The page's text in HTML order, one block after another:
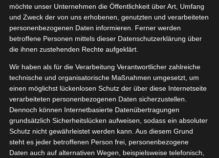
Juni 11, 2025 | Haut,Pflege,Produktvorstellungen,Reha,Sport,
Wellness
25
04, 2023
Arnika
on`s
Kneipp VIP
Pflege
Wellness
möchte unser Unternehmen die Öffentlichkeit über Art, Umfang
und Zweck der von uns erhobenen, genutzten und verarbeiteten
personenbezogenen Daten informieren. Ferner werden
betroffene Personen mittels dieser Datenschutzerklärung über
die ihnen zustehenden Rechte aufgeklärt.
Wir haben als für die Verarbeitung Verantwortlicher zahlreiche
technische und organisatorische Maßnahmen umgesetzt, um
einen möglichst lückenlosen Schutz der über diese Internetseite
verarbeiteten personenbezogenen Daten sicherzustellen.
Dennoch können Internetbasierte Datenübertragungen
grundsätzlich Sicherheitslücken aufweisen, sodass ein absoluter
Schutz nicht gewährleistet werden kann. Aus diesem Grund
steht es jeder betroffenen Person frei, personenbezogene
Daten auch auf alternativen Wegen, beispielsweise telefonisch,